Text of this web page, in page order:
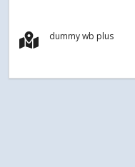
dummy wb plus